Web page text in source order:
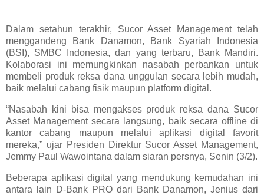
Dalam setahun terakhir, Sucor Asset Management telah
menggandeng Bank Danamon, Bank Syariah Indonesia
(BSI), SMBC Indonesia, dan yang terbaru, Bank Mandiri.
Kolaborasi ini memungkinkan nasabah perbankan untuk
membeli produk reksa dana unggulan secara lebih mudah,
baik melalui cabang fisik maupun platform digital.
“Nasabah kini bisa mengakses produk reksa dana Sucor
Asset Management secara langsung, baik secara offline di
kantor cabang maupun melalui aplikasi digital favorit
mereka,” ujar Presiden Direktur Sucor Asset Management,
Jemmy Paul Wawointana dalam siaran persnya, Senin (3/2).
Beberapa aplikasi digital yang mendukung kemudahan ini
antara lain D-Bank PRO dari Bank Danamon, Jenius dari